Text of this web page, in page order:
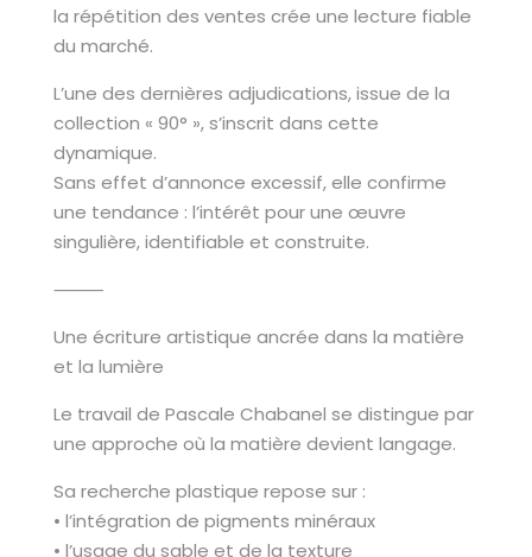
la répétition des ventes crée une lecture fiable
du marché.
L’une des dernières adjudications, issue de la
collection « 90° », s’inscrit dans cette
dynamique.
Sans effet d’annonce excessif, elle confirme
une tendance : l’intérêt pour une œuvre
singulière, identifiable et construite.
⸻
Une écriture artistique ancrée dans la matière
et la lumière
Le travail de Pascale Chabanel se distingue par
une approche où la matière devient langage.
Sa recherche plastique repose sur :
• l’intégration de pigments minéraux
• l’usage du sable et de la texture